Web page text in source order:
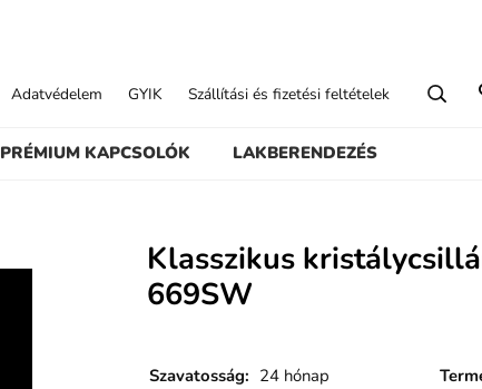
PRÉMIUM KAPCSOLÓK LAKBERENDEZÉS
Adatvédelem GYIK Szállítási és fizetési feltételek
Klasszikus
669SW
Szavatosság: 24 hónap